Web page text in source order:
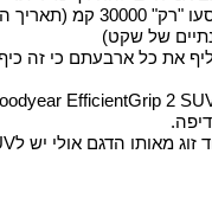
את כל ארבעתם כי זה